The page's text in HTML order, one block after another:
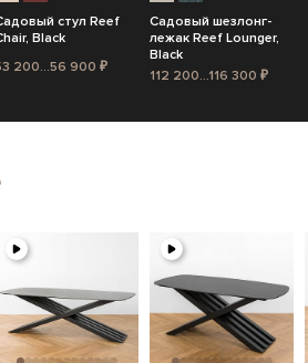
стул Reef
Black
200...56 900 ₽
Садовый шезлонг-
лежак Reef Lounger,
Black
112 200...116 300 ₽